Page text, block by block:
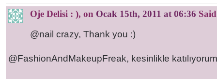
Oje Delisi : ), on Ocak 15th, 2011 at 06:36
@nail crazy, Thank you :)
@FashionAndMakeupFreak, kesinlikle